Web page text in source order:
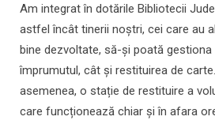
Am integrat în dotările Bibliotecii
astfel încât tinerii noștri, cei care au
bine dezvoltate, să-și poată
împrumutul, cât și restituirea de
asemenea, o stație de restituire a
care funcționează chiar și în afara